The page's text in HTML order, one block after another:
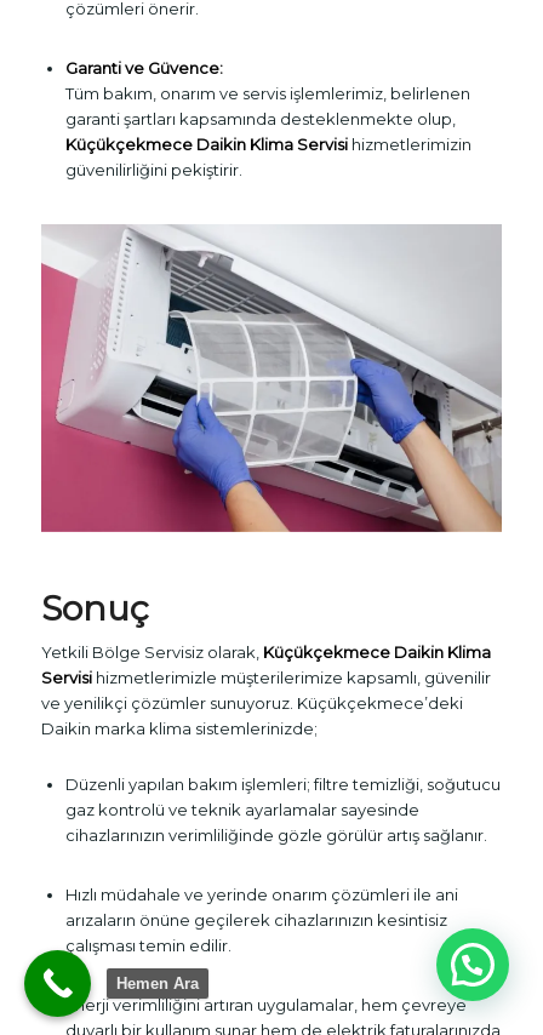
çözümleri önerir.
Garanti ve Güvence:
Tüm bakım, onarım ve servis işlemlerimiz, belirlenen
garanti şartları kapsamında desteklenmekte olup,
Küçükçekmece Daikin Klima Servisihizmetlerimizin
güvenilirliğini pekiştirir.
Sonuç
Yetkili Bölge Servisiz olarak, Küçükçekmece Daikin Klima
Servisihizmetlerimizle müşterilerimize kapsamlı, güvenilir
ve yenilikçi çözümler sunuyoruz. Küçükçekmece’deki
Daikin marka klima sistemlerinizde;
Düzenli yapılan bakım işlemleri; filtre temizliği, soğutucu
gaz kontrolü ve teknik ayarlamalar sayesinde
cihazlarınızın verimliliğinde gözle görülür artış sağlanır.
Hızlı müdahale ve yerinde onarım çözümleri ile ani
arızaların önüne geçilerek cihazlarınızın kesintisiz
çalışması temin edilir.
Enerji verimliliğini artıran uygulamalar, hem çevreye
duyarlı bir kullanım sunar hem de elektrik faturalarınızda
Hemen Ara